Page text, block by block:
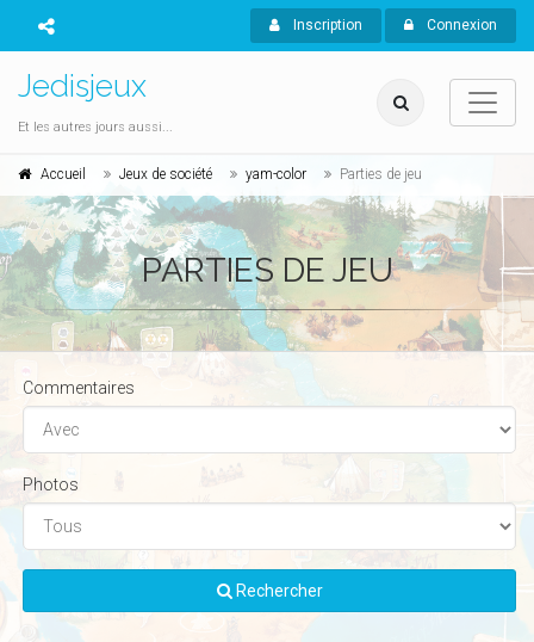
Inscription Connexion
Jedisjeux
Et les autres jours aussi...
Accueil Jeux de société yam-color Parties de jeu
PARTIES DE JEU
Commentaires
Photos
Rechercher